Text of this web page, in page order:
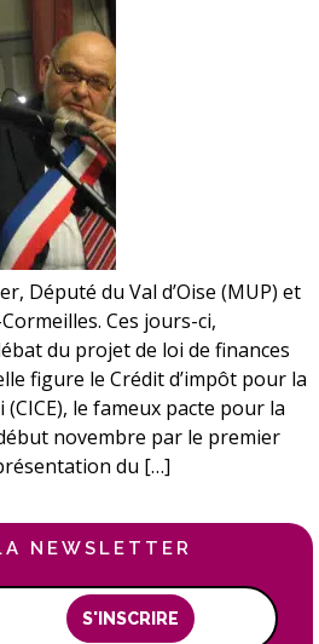
Député du Val d’Oise (MUP) et
Ces jours-ci,
du projet de loi de finances
figure le Crédit d’impôt pour la
le fameux pacte pour la
novembre par le premier
du […]
NEWSLETTER
S'INSCRIRE